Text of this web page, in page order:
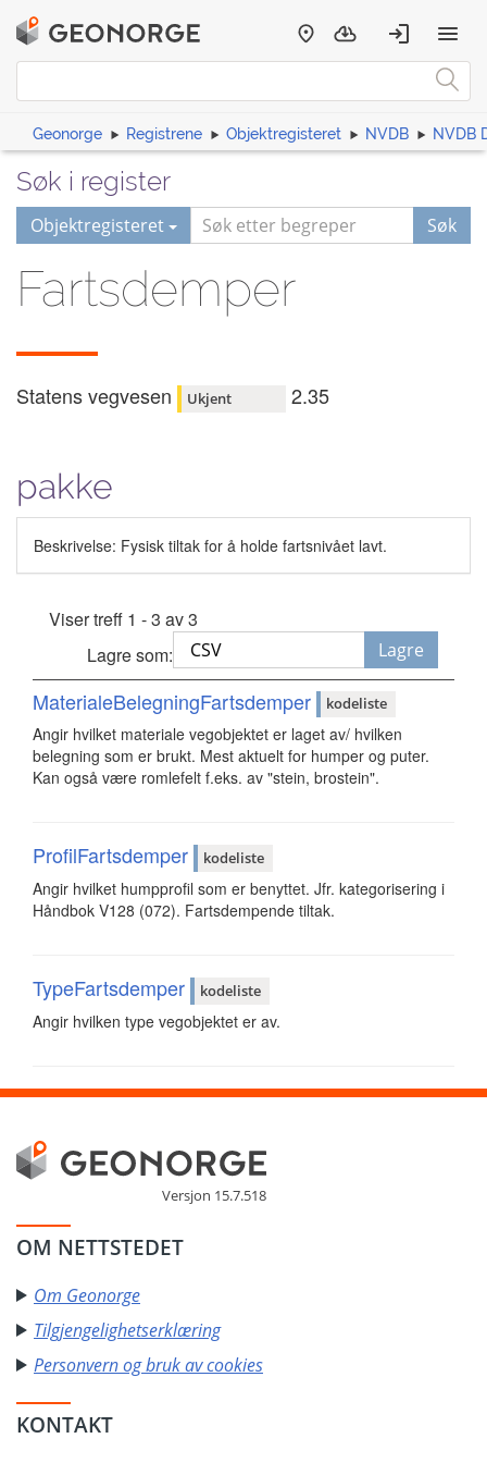
Geonorge Registrene Objektregisteret NVDB NVDB
Søk i register
Objektregisteret Søk
Fartsdemper
Statens vegvesen Ukjent 2.35
pakke
Beskrivelse: Fysisk tiltak for å holde fartsnivået lavt.
Viser treff 1 - 3 av 3
Lagre som:
Lagre
MaterialeBelegningFartsdemper kodeliste
Angir hvilket materiale vegobjektet er laget av/ hvilken
belegning som er brukt. Mest aktuelt for humper og puter.
Kan også være romlefelt f.eks. av "stein, brostein".
ProfilFartsdemper kodeliste
Angir hvilket humpprofil som er benyttet. Jfr. kategorisering i
Håndbok V128 (072). Fartsdempende tiltak.
TypeFartsdemper kodeliste
Angir hvilken type vegobjektet er av.